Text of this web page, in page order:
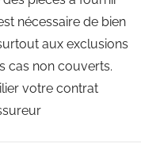
nécessaire de bien
aux exclusions
cas non couverts.
votre contrat